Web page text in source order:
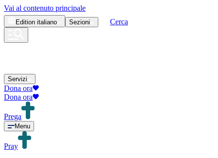
Vai al contenuto principale
Edition italiano Sezioni Cerca
Servizi
Dona ora
Dona ora
Prega
Menu
Pray